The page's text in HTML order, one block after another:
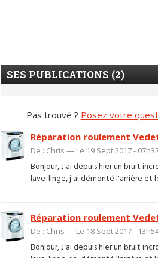
SES PUBLICATIONS (2)
Pas trouvé ? Posez votre
Réparation roulement
De : Chris — Le 19 Sept 2017 -
Bonjour, J'ai depuis hier un bruit
lave-linge, j'ai démonté l'arrière et
Réparation roulement
De : Chris — Le 18 Sept 2017 -
Bonjour, J'ai depuis hier un bruit